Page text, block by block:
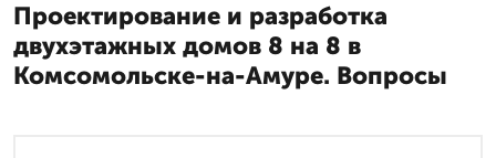
Проектирование и разработка
двухэтажных домов 8 на 8 в
Комсомольске-на-Амуре. Вопросы